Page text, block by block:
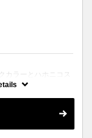
カラーとハホニコス
のオススメメニュー
ってお薬を塗り分
ロー込み。ロング料